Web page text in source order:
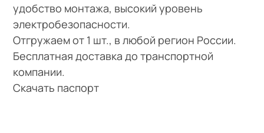
удобство монтажа, высокий уровень
электробезопасности.
Отгружаем от 1 шт., в любой регион России.
Бесплатная доставка до транспортной
компании.
Скачать паспорт